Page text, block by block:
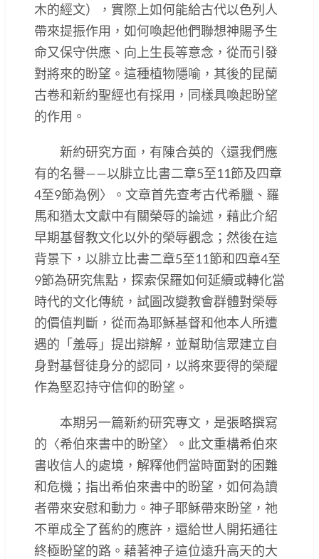
木的經文），實際上如何能給古代以色列人
帶來提振作用，如何喚起他們聯想神賜予生
命又保守供應、向上生長等意念，從而引發
對將來的盼望。這種植物隱喻，其後的昆蘭
古卷和新約聖經也有採用，同樣具喚起盼望
的作用。
新約研究方面，有陳合英的〈還我們應
有的名譽——以腓立比書二章5至11節及四章
4至9節為例〉。文章首先查考古代希臘、羅
馬和猶太文獻中有關榮辱的論述，藉此介紹
早期基督教文化以外的榮辱觀念；然後在這
背景下，以腓立比書二章5至11節和四章4至
9節為研究焦點，探索保羅如何延續或轉化當
時代的文化傳統，試圖改變教會群體對榮辱
的價值判斷，從而為耶穌基督和他本人所遭
遇的「羞辱」提出辯解，並幫助信眾建立自
身對基督徒身分的認同，以將來要得的榮耀
作為堅忍持守信仰的盼望。
本期另一篇新約研究專文，是張略撰寫
的〈希伯來書中的盼望〉。此文重構希伯來
書收信人的處境，解釋他們當時面對的困難
和危機；指出希伯來書中的盼望，如何為讀
者帶來安慰和動力。神子耶穌帶來盼望，祂
不單成全了舊約的應許，還給世人開拓通往
終極盼望的路。藉著神子這位遠升高天的大